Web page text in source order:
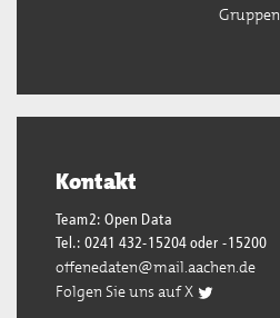
Gruppen
Kontakt
Team2: Open Data
Tel.: 0241 432-15204 oder -15200
offenedaten@mail.aachen.de
Folgen Sie uns auf X